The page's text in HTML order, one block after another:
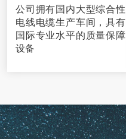
公司拥有国内大型综合性
电线电缆生产车间，具有
国际专业水平的质量保障
设备